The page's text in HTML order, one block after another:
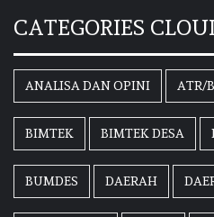
CATEGORIES
ANALISA DAN OPINI ATR/
BIMTEK BIMTEK DESA
BUMDES DAERAH